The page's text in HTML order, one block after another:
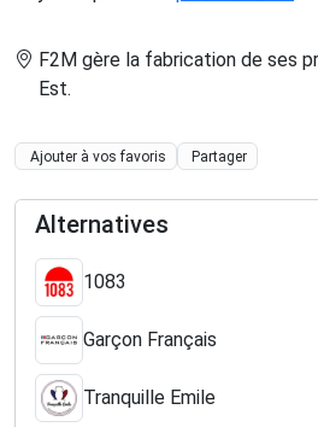
F2M gère la fabrication de ses
Est.
Ajouter à vos favoris Partager
Alternatives
1083
Garçon Français
Tranquille Emile